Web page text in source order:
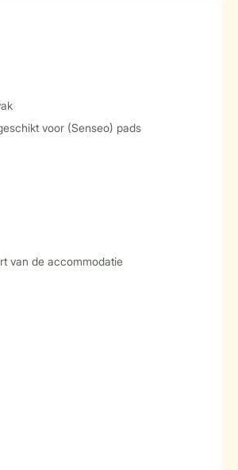
voor (Senseo) pads
van de accommodatie